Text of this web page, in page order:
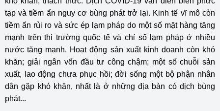
tạp và tiềm ẩn nguy cơ bùng phát trở lại. Kinh tế vĩ mô còn
tiềm ẩn rủi ro và sức ép lạm pháp do một số mặt hàng tăng
mạnh trên thi trường quốc tế và chỉ số lạm pháp ở nhiều
nước tăng mạnh. Hoạt động sản xuất kinh doanh còn khó
khăn; giải ngân vốn đầu tư công chậm; một số chuỗi sản
xuất, lao động chưa phục hồi; đời sống một bộ phận nhân
dân gặp khó khăn, nhất là ở những địa bàn có dịch bùng
phát...